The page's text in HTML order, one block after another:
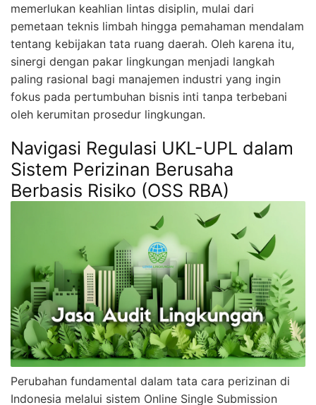
memerlukan keahlian lintas disiplin, mulai dari
pemetaan teknis limbah hingga pemahaman mendalam
tentang kebijakan tata ruang daerah. Oleh karena itu,
sinergi dengan pakar lingkungan menjadi langkah
paling rasional bagi manajemen industri yang ingin
fokus pada pertumbuhan bisnis inti tanpa terbebani
oleh kerumitan prosedur lingkungan.
Navigasi Regulasi UKL-UPL dalam
Sistem Perizinan Berusaha
Berbasis Risiko (OSS RBA)
Perubahan fundamental dalam tata cara perizinan di
Indonesia melalui sistem Online Single Submission